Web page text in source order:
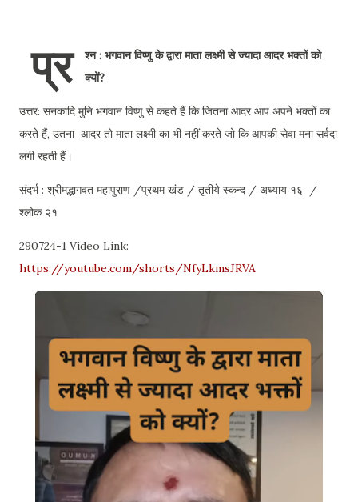
प्र
श्न : भगवान विष्णु के द्वारा माता लक्ष्मी से ज्यादा आदर भक्तों को
क्यों?
उत्तर: सनकादि मुनि भगवान विष्णु से कहते हैं कि जितना आदर आप अपने भक्तों का
करते हैं, उतना आदर तो माता लक्ष्मी का भी नहीं करते जो कि आपकी सेवा मना सर्वदा
लगी रहती हैं।
संदर्भ : श्रीमद्भागवत महापुराण /प्रथम खंड / तृतीये स्कन्द / अध्याय १६ /
श्लोक २१
290724-1 Video Link:
https://youtube.com/shorts/NfyLkmsJRVA